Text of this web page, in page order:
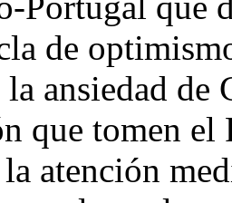
de
ansiedad de
que tomen
atención